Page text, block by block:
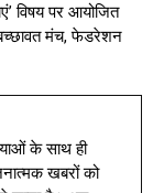
विषय पर आयोजित
बच्छावत मंच, फेडरेशन
के साथ ही
खबरों को